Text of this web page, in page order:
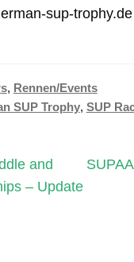
sup-trophy.de
, Rennen/Events
SUP Trophy, SUP
and
– Update